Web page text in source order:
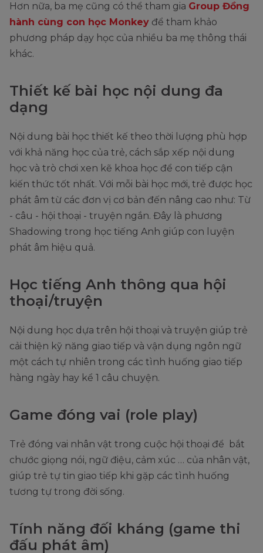
Hơn nữa, ba mẹ cũng có thể tham gia Group Đồng
hành cùng con học Monkey để tham khảo
phương pháp dạy học của nhiều ba mẹ thông thái
khác.
Thiết kế bài học nội dung đa
dạng
Nội dung bài học thiết kế theo thời lượng phù hợp
với khả năng học của trẻ, cách sắp xếp nội dung
học và trò chơi xen kẽ khoa học để con tiếp cận
kiến thức tốt nhất. Với mỗi bài học mới, trẻ được học
phát âm từ các đơn vị cơ bản đến nâng cao như: Từ
- câu - hội thoại - truyện ngắn. Đây là phương
Shadowing trong học tiếng Anh giúp con luyện
phát âm hiệu quả.
Học tiếng Anh thông qua hội
thoại/truyện
Nội dung học dựa trên hội thoại và truyện giúp trẻ
cải thiện kỹ năng giao tiếp và vận dụng ngôn ngữ
một cách tự nhiên trong các tình huống giao tiếp
hàng ngày hay kể 1 câu chuyện.
Game đóng vai (role play)
Trẻ đóng vai nhân vật trong cuộc hội thoại để bắt
chước giọng nói, ngữ điệu, cảm xúc … của nhân vật,
giúp trẻ tự tin giao tiếp khi gặp các tình huống
tương tự trong đời sống.
Tính năng đối kháng (game thi
đấu phát âm)